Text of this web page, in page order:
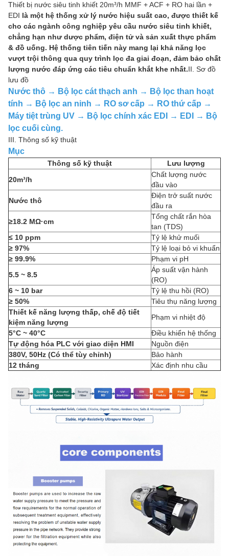
Thiết bị nước siêu tinh khiết 20m³/h MMF + ACF + RO hai lần +
EDI là một hệ thống xử lý nước hiệu suất cao, được thiết kế
cho các ngành công nghiệp yêu cầu nước siêu tinh khiết,
chẳng hạn như dược phẩm, điện tử và sản xuất thực phẩm
& đồ uống. Hệ thống tiên tiến này mang lại khả năng lọc
vượt trội thông qua quy trình lọc đa giai đoạn, đảm bảo chất
lượng nước đáp ứng các tiêu chuẩn khắt khe nhất.II. Sơ đồ
lưu đồ
Nước thô → Bộ lọc cát thạch anh → Bộ lọc than hoạt
tính → Bộ lọc an ninh → RO sơ cấp → RO thứ cấp →
Máy tiệt trùng UV → Bộ lọc chính xác EDI → EDI → Bộ
lọc cuối cùng.
III. Thông số kỹ thuật
Mục
Thông số kỹ thuật
Lưu lượng
20m³/h
Chất lượng nước
đầu vào
Nước thô
Điện trở suất nước
đầu ra
≥18.2 MΩ·cm
Tổng chất rắn hòa
tan (TDS)
≤ 10 ppm
Tỷ lệ khử muối
≥ 97%
Tỷ lệ loại bỏ vi khuẩn
≥ 99.9%
Phạm vi pH
5.5 ~ 8.5
Áp suất vận hành
(RO)
6 ~ 10 bar
Tỷ lệ thu hồi (RO)
≥ 50%
Tiêu thụ năng lượng
Thiết kế năng lượng thấp, chế độ tiết
kiệm năng lượng
Phạm vi nhiệt độ
5°C ~ 40°C
Điều khiển hệ thống
Tự động hóa PLC với giao diện HMI
Nguồn điện
380V, 50Hz (Có thể tùy chỉnh)
Bảo hành
12 tháng
Xác định nhu cầu